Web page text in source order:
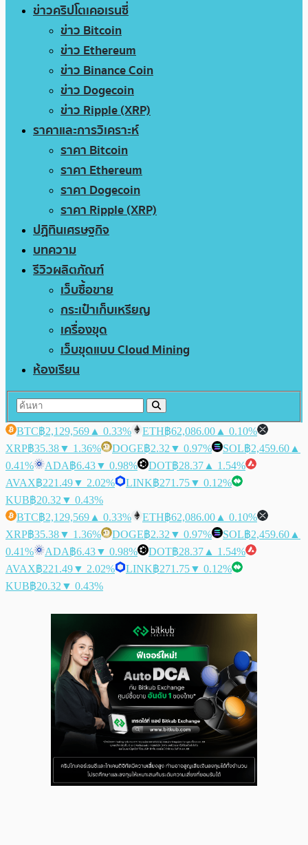
ข่าวคริปโตเคอเรนซี่
ข่าว Bitcoin
ข่าว Ethereum
ข่าว Binance Coin
ข่าว Dogecoin
ข่าว Ripple (XRP)
ราคาและการวิเคราะห์
ราคา Bitcoin
ราคา Ethereum
ราคา Dogecoin
ราคา Ripple (XRP)
ปฏิทินเศรษฐกิจ
บทความ
รีวิวผลิตภัณฑ์
เว็บซื้อขาย
กระเป๋าเก็บเหรียญ
เครื่องขุด
เว็บขุดแบบ Cloud Mining
ห้องเรียน
BTC฿2,129,569 ▲ 0.33% ETH฿62,086.00 ▲ 0.10%
XRP฿35.38▼ 1.36% DOGE฿2.32 ▼ 0.97% SOL฿2,459.60 ▲
0.41%
ADA฿6.43▼ 0.98% DOT฿28.37 ▲ 1.54%
AVAX฿221.49▼ 2.02% LINK฿271.75▼ 0.12%
KUB฿20.32 ▼ 0.43%
BTC฿2,129,569 ▲ 0.33% ETH฿62,086.00 ▲ 0.10%
XRP฿35.38▼ 1.36% DOGE฿2.32 ▼ 0.97% SOL฿2,459.60 ▲
0.41%
ADA฿6.43▼ 0.98% DOT฿28.37 ▲ 1.54%
AVAX฿221.49▼ 2.02% LINK฿271.75▼ 0.12%
KUB฿20.32 ▼ 0.43%